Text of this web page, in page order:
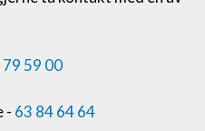
79 59 00
- 63 84 64 64